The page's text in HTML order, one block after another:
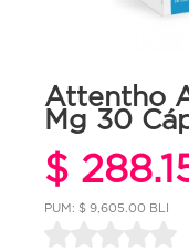
Attentho
Mg 30
$
PUM: $ 9,605.00 BLI